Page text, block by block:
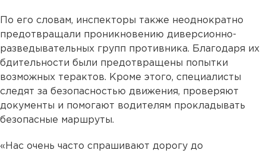
По его словам, инспекторы также неоднократно
предотвращали проникновению диверсионно-
разведывательных групп противника. Благодаря их
бдительности были предотвращены попытки
возможных терактов. Кроме этого, специалисты
следят за безопасностью движения, проверяют
документы и помогают водителям прокладывать
безопасные маршруты.
«Нас очень часто спрашивают дорогу до